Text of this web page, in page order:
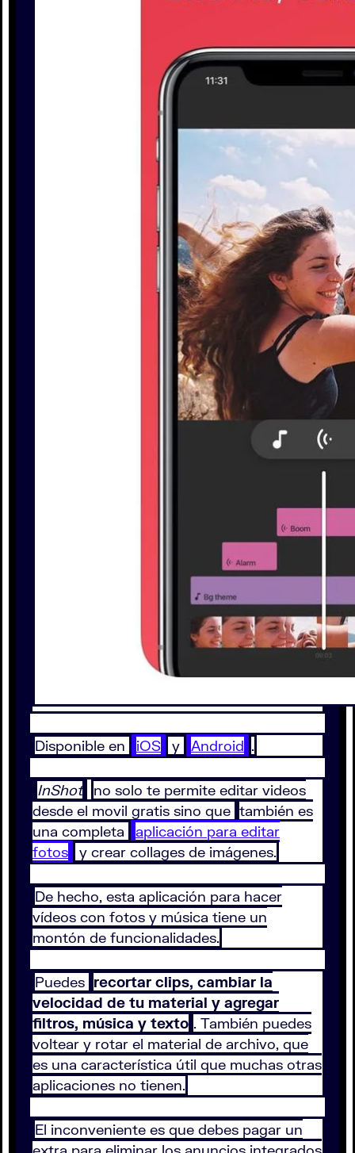
Disponible en iOS y Android .
InShot
no solo te permite editar videos
desde el movil gratis sino que también es
una completa
aplicación para editar
fotos
y crear collages de imágenes.
De hecho, esta aplicación para hacer
vídeos con fotos y música tiene un
montón de funcionalidades.
Puedes recortar clips, cambiar la
velocidad de tu material y agregar
filtros, música y texto . También puedes
voltear y rotar el material de archivo, que
es una característica útil que muchas otras
aplicaciones no tienen.
El inconveniente es que debes pagar un